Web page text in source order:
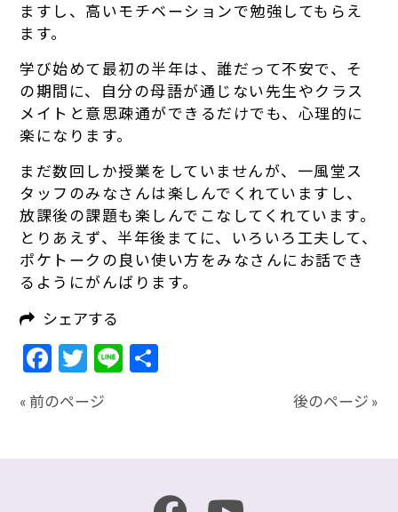
ますし、高いモチベーションで勉強してもらえ
ます。
学び始めて最初の半年は、誰だって不安で、そ
の期間に、自分の母語が通じない先生やクラス
メイトと意思疎通ができるだけでも、心理的に
楽になります。
まだ数回しか授業をしていませんが、一風堂ス
タッフのみなさんは楽しんでくれていますし、
放課後の課題も楽しんでこなしてくれています。
とりあえず、半年後まてに、いろいろ工夫して、
ポケトークの良い使い方をみなさんにお話でき
るようにがんばります。
シェアする
Facebook
Twitter
Line
« 前のページ 後のページ »